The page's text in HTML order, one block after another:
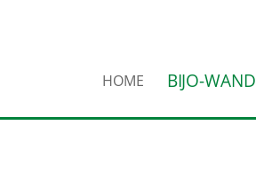
HOME BIJO-WAND